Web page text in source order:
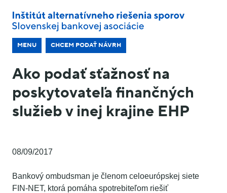
MENU CHCEM PODAŤ NÁVRH
Ako podať sťažnosť na
poskytovateľa finančných
služieb v inej krajine EHP
08/09/2017
Bankový ombudsman je členom celoeurópskej siete
FIN-NET, ktorá pomáha spotrebiteľom riešiť